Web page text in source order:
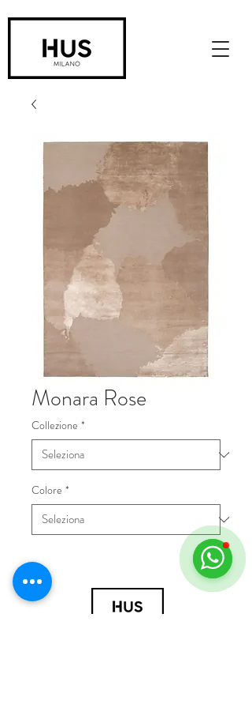
Monara Rose
Collezione *
Colore *